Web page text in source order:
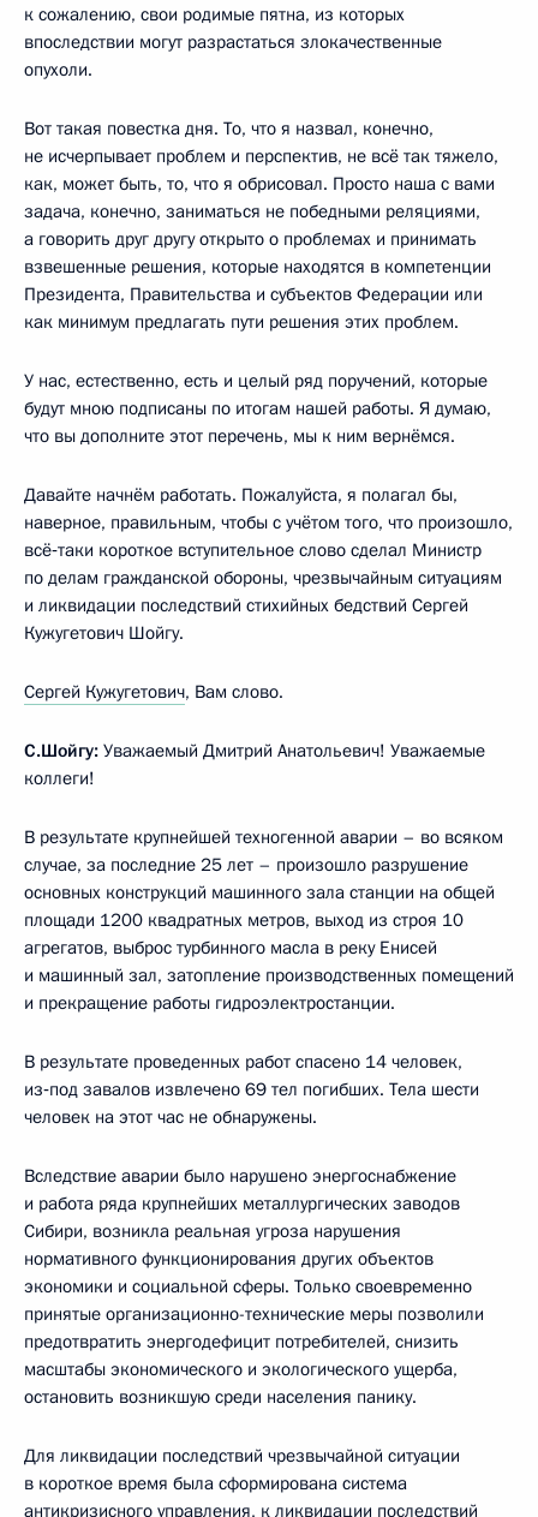
к сожалению, свои родимые пятна, из которых
впоследствии могут разрастаться злокачественные
опухоли.
Вот такая повестка дня. То, что я назвал, конечно,
не исчерпывает проблем и перспектив, не всё так тяжело,
как, может быть, то, что я обрисовал. Просто наша с вами
задача, конечно, заниматься не победными реляциями,
а говорить друг другу открыто о проблемах и принимать
взвешенные решения, которые находятся в компетенции
Президента, Правительства и субъектов Федерации или
как минимум предлагать пути решения этих проблем.
У нас, естественно, есть и целый ряд поручений, которые
будут мною подписаны по итогам нашей работы. Я думаю,
что вы дополните этот перечень, мы к ним вернёмся.
Давайте начнём работать. Пожалуйста, я полагал бы,
наверное, правильным, чтобы с учётом того, что произошло,
всё‑таки короткое вступительное слово сделал Министр
по делам гражданской обороны, чрезвычайным ситуациям
и ликвидации последствий стихийных бедствий Сергей
Кужугетович Шойгу.
Сергей Кужугетович, Вам слово.
С.Шойгу: Уважаемый Дмитрий Анатольевич! Уважаемые
коллеги!
В результате крупнейшей техногенной аварии – во всяком
случае, за последние 25 лет – произошло разрушение
основных конструкций машинного зала станции на общей
площади 1200 квадратных метров, выход из строя 10
агрегатов, выброс турбинного масла в реку Енисей
и машинный зал, затопление производственных помещений
и прекращение работы гидроэлектростанции.
В результате проведенных работ спасено 14 человек,
из‑под завалов извлечено 69 тел погибших. Тела шести
человек на этот час не обнаружены.
Вследствие аварии было нарушено энергоснабжение
и работа ряда крупнейших металлургических заводов
Сибири, возникла реальная угроза нарушения
нормативного функционирования других объектов
экономики и социальной сферы. Только своевременно
принятые организационно-технические меры позволили
предотвратить энергодефицит потребителей, снизить
масштабы экономического и экологического ущерба,
остановить возникшую среди населения панику.
Для ликвидации последствий чрезвычайной ситуации
в короткое время была сформирована система
антикризисного управления, к ликвидации последствий